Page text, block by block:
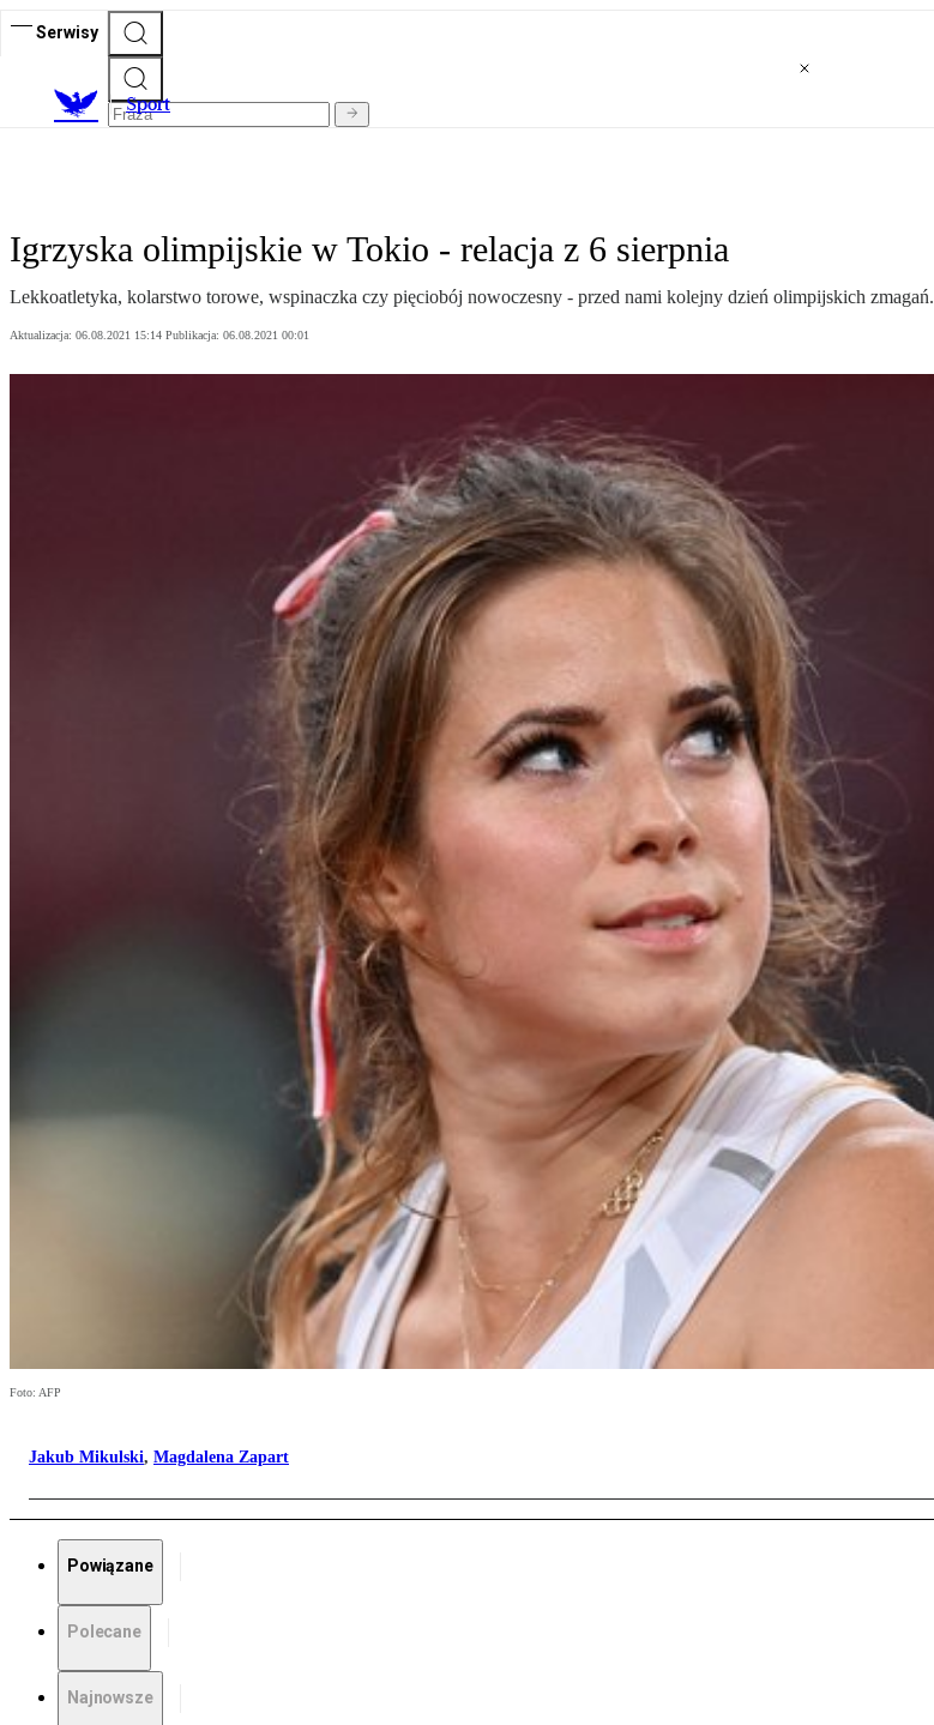
Serwisy
Sport
Igrzyska olimpijskie w Tokio - relacja z 6 sierpnia
Lekkoatletyka, kolarstwo torowe, wspinaczka czy pięciobój nowoczesny - przed nami kolejny dzień olimpijskich zmagań.
Aktualizacja: 06.08.2021 15:14 Publikacja: 06.08.2021 00:01
Foto: AFP
Jakub Mikulski, Magdalena Zapart
Powiązane
Polecane
Najnowsze